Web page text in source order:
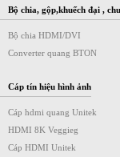
Bộ chia, gộp,khuếch đại ,
Bộ chia HDMI/DVI
Converter quang BTON
Cáp tín hiệu hình ảnh
Cáp hdmi quang Unitek
HDMI 8K Veggieg
Cáp HDMI Unitek